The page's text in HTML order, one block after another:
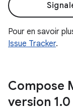
Pour en savoir
Issue Tracker.
Compose
version 1.0